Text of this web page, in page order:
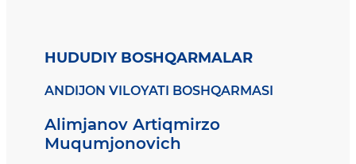
HUDUDIY BOSHQARMALAR
ANDIJON VILOYATI BOSHQARMASI
Alimjanov Artiqmirzo
Muqumjonovich